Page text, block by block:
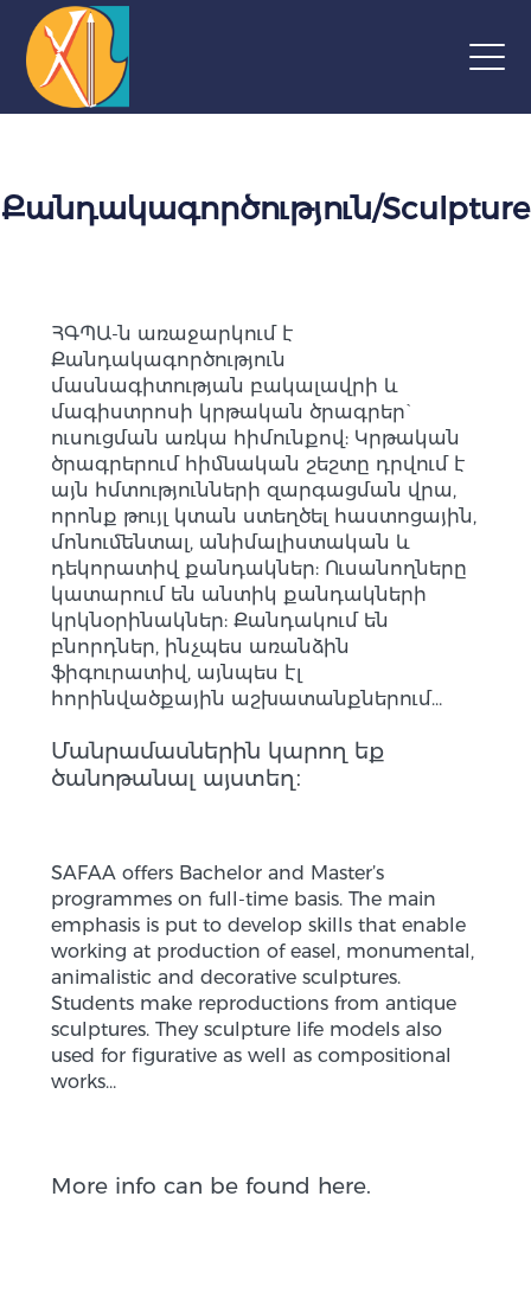
Քանդակագործություն/Sculpture
ՀԳՊԱ-ն առաջարկում է
Քանդակագործություն
մասնագիտության բակալավրի և
մագիստրոսի կրթական ծրագրեր`
ուսուցման առկա հիմունքով: Կրթական
ծրագրերում հիմնական շեշտը դրվում է
այն հմտությունների զարգացման վրա,
որոնք թույլ կտան ստեղծել հաստոցային,
մոնումենտալ, անիմալիստական և
դեկորատիվ քանդակներ: Ուսանողները
կատարում են անտիկ քանդակների
կրկնօրինակներ: Քանդակում են
բնորդներ, ինչպես առանձին
ֆիգուրատիվ, այնպես էլ
հորինվածքային աշխատանքներում…
Մանրամասներին կարող եք
ծանոթանալ այստեղ։
SAFAA offers Bachelor and Master’s
programmes on full-time basis. The main
emphasis is put to develop skills that enable
working at production of easel, monumental,
animalistic and decorative sculptures.
Students make reproductions from antique
sculptures. They sculpture life models also
used for figurative as well as compositional
works…
More info can be found here.